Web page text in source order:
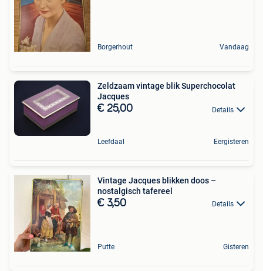
Borgerhout Vandaag
Zeldzaam vintage blik Superchocolat
Jacques
€ 25,00 Details
Leefdaal Eergisteren
Vintage Jacques blikken doos –
nostalgisch tafereel
€ 3,50 Details
Putte Gisteren